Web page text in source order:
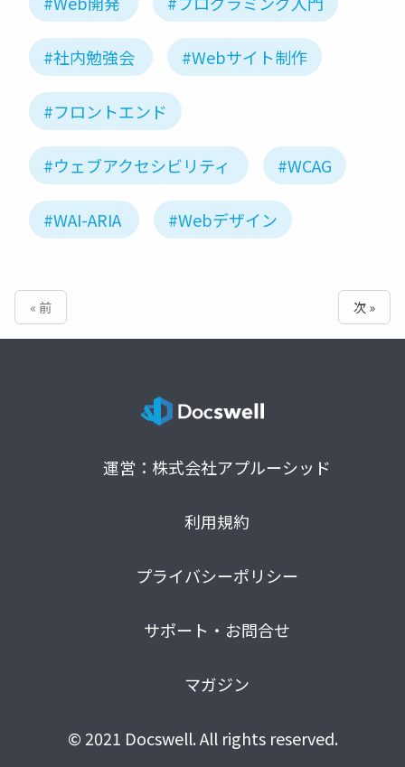
#社内勉強会 #Webサイト制作
#フロントエンド
#ウェブアクセシビリティ #WCAG
#WAI-ARIA #Webデザイン
« 前 次 »
運営：株式会社アプルーシッド
利用規約
プライバシーポリシー
サポート・お問合せ
マガジン
© 2021 Docswell. All rights reserved.